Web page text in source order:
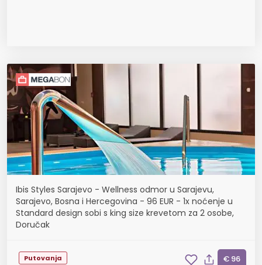
Ibis Styles Sarajevo - Wellness odmor u Sarajevu,
Sarajevo, Bosna i Hercegovina - 96 EUR - 1x noćenje u
Standard design sobi s king size krevetom za 2 osobe,
Doručak
Putovanja € 96